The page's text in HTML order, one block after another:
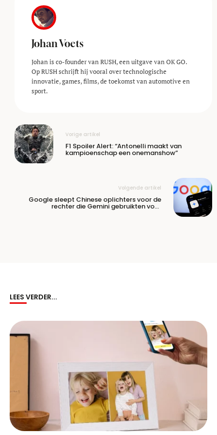
Johan Voets
Johan is co-founder van RUSH, een uitgave van OK GO.
Op RUSH schrijft hij vooral over technologische
innovatie, games, films, de toekomst van automotive en
sport.
Vorige artikel
F1 Spoiler Alert: “Antonelli maakt van
kampioenschap een onemanshow”
Volgende artikel
Google sleept Chinese oplichters voor de
rechter die Gemini gebruikten voor
grootschalige AI-fraude
LEES VERDER...